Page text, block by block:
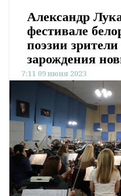
Александр
фестивале
поэзии
зарождения
7:11 09 июня 2023